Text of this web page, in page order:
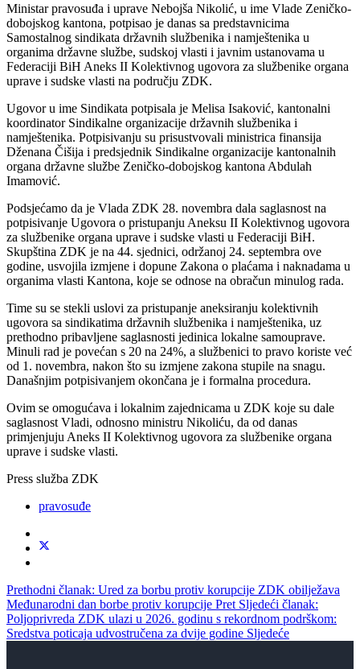
Ministar pravosuđa i uprave Nebojša Nikolić, u ime Vlade Zeničko-
dobojskog kantona, potpisao je danas sa predstavnicima
Samostalnog sindikata državnih službenika i namještenika u
organima državne službe, sudskoj vlasti i javnim ustanovama u
Federaciji BiH Aneks II Kolektivnog ugovora za službenike organa
uprave i sudske vlasti na području ZDK.
Ugovor u ime Sindikata potpisala je Melisa Isaković, kantonalni
koordinator Sindikalne organizacije državnih službenika i
namještenika. Potpisivanju su prisustvovali ministrica finansija
Dženana Čišija i predsjednik Sindikalne organizacije kantonalnih
organa državne službe Zeničko-dobojskog kantona Abdulah
Imamović.
Podsjećamo da je Vlada ZDK 28. novembra dala saglasnost na
potpisivanje Ugovora o pristupanju Aneksu II Kolektivnog ugovora
za službenike organa uprave i sudske vlasti u Federaciji BiH.
Skupština ZDK je na 44. sjednici, održanoj 24. septembra ove
godine, usvojila izmjene i dopune Zakona o plaćama i naknadama u
organima vlasti Kantona, koje se odnose na obračun minulog rada.
Time su se stekli uslovi za pristupanje aneksiranju kolektivnih
ugovora sa sindikatima državnih službenika i namještenika, uz
prethodno pribavljene saglasnosti jedinica lokalne samouprave.
Minuli rad je povećan s 20 na 24%, a službenici to pravo koriste već
od 1. novembra, nakon što su izmjene zakona stupile na snagu.
Današnjim potpisivanjem okončana je i formalna procedura.
Ovim se omogućava i lokalnim zajednicama u ZDK koje su dale
saglasnost Vladi, odnosno ministru Nikoliću, da od danas
primjenjuju Aneks II Kolektivnog ugovora za službenike organa
uprave i sudske vlasti.
Press služba ZDK
pravosuđe
Prethodni članak: Ured za borbu protiv korupcije ZDK obilježava
Međunarodni dan borbe protiv korupcije Pret Sljedeći članak:
Poljoprivreda ZDK ulazi u 2026. godinu s rekordnom podrškom:
Sredstva poticaja udvostručena za dvije godine Sljedeće